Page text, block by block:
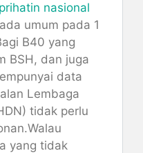
nasional
umum pada 1
B40 yang
BSH, dan juga
data
Lembaga
tidak perlu
yang tidak